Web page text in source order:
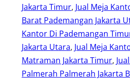
Jakarta Timur, Jual Meja
Barat Pademangan Jakarta
Kantor Di Pademangan
Jakarta Utara, Jual Meja
Matraman Jakarta Timur,
Palmerah Palmerah Jakarta